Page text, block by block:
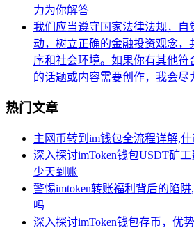
力为你解答
我们应当遵守国家法律法规，自
动，树立正确的金融投资观念，
序和社会环境。如果你有其他符
的话题或内容需要创作，我会尽
热门文章
主网币转到im钱包全流程详解,
深入探讨imToken钱包USDT矿
少天到账
警惕imtoken转账福利背后的陷
吗
深入探讨imToken钱包存币，优